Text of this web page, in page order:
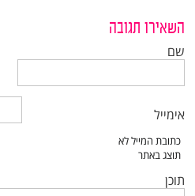
השאירו תגובה
שם
אימייל
תוכן